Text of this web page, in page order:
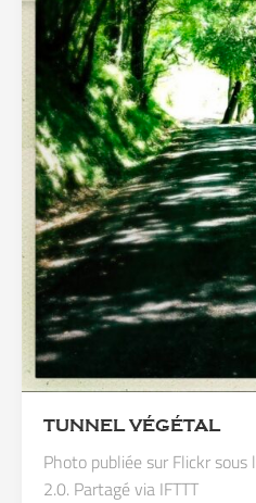
TUNNEL VÉGÉTAL
Photo publiée sur Flickr
2.0. Partagé via IFTTT